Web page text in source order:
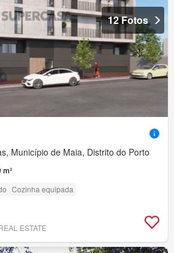
12 Fotos
Município de Maia, Distrito do Porto
m²
Cozinha equipada
ESTATE